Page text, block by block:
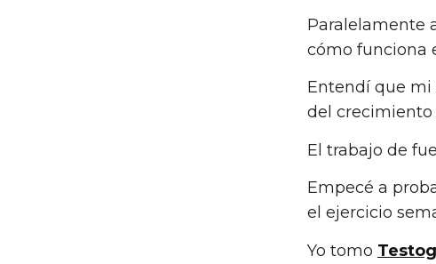
Paralelamente
cómo funciona
Entendí que mi
del crecimiento
El trabajo de
Empecé a
el ejercicio
Yo tomo